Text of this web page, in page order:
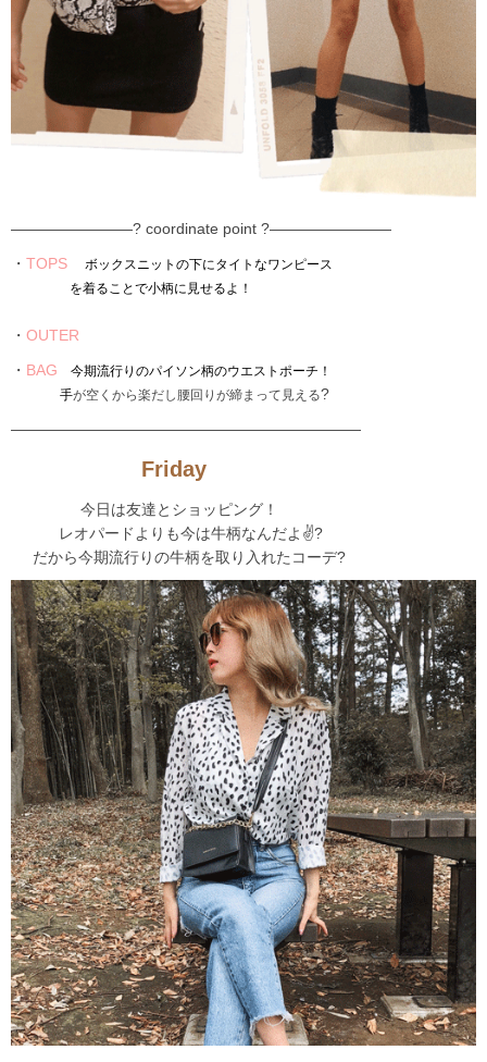
————————? coordinate point ?————————
・ TOPS ボックスニットの下にタイトなワンピース
を着ることで小柄に見せるよ！
・ OUTER
・ BAG 今期流行りのパイソン柄のウエストポーチ！
手が空くから楽だし腰回りが締まって見える?
———————————————————————
Friday
今日は友達とショッピング！
レオパードよりも今は牛柄なんだよ✌?
だから今期流行りの牛柄を取り入れたコーデ?